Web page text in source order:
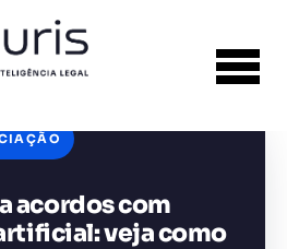
acordos com
veja como
PARA ESTE